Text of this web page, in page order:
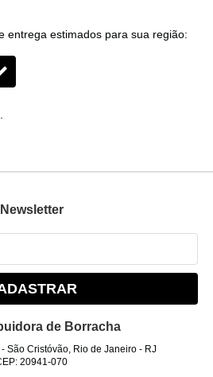
entrega estimados para sua região:
Newsletter
de Borracha
-São Cristóvão, Rio de Janeiro - RJ
20941-070